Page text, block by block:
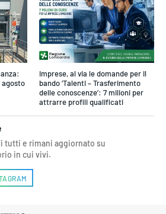
Imprese, al via le domande per il
bando ‘Talenti – Trasferimento
delle conoscenze’: 7 milioni per
attrarre profili qualificati
tutti e rimani aggiornato su
in cui vivi.